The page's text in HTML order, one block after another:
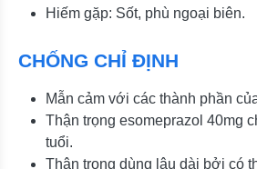
Hiếm gặp: Sốt, phù ngoại biên.
CHỐNG CHỈ ĐỊNH
Mẫn cảm với các thành phần
Thận trọng esomeprazol 40mg
tuổi.
Thận trọng dùng lâu dài bởi có